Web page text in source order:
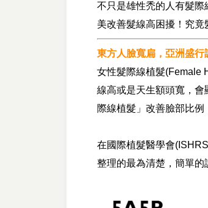
不只是雄性禿的人有髮
美改善髮線高困擾！究竟
東方人臉寬扁，亞洲盛行
女性髮際線植髮(Female
線高或是天生額頭寬，
際線植髮」改善臉部比例
在國際植髮醫學會
整理的最為清楚，簡單的